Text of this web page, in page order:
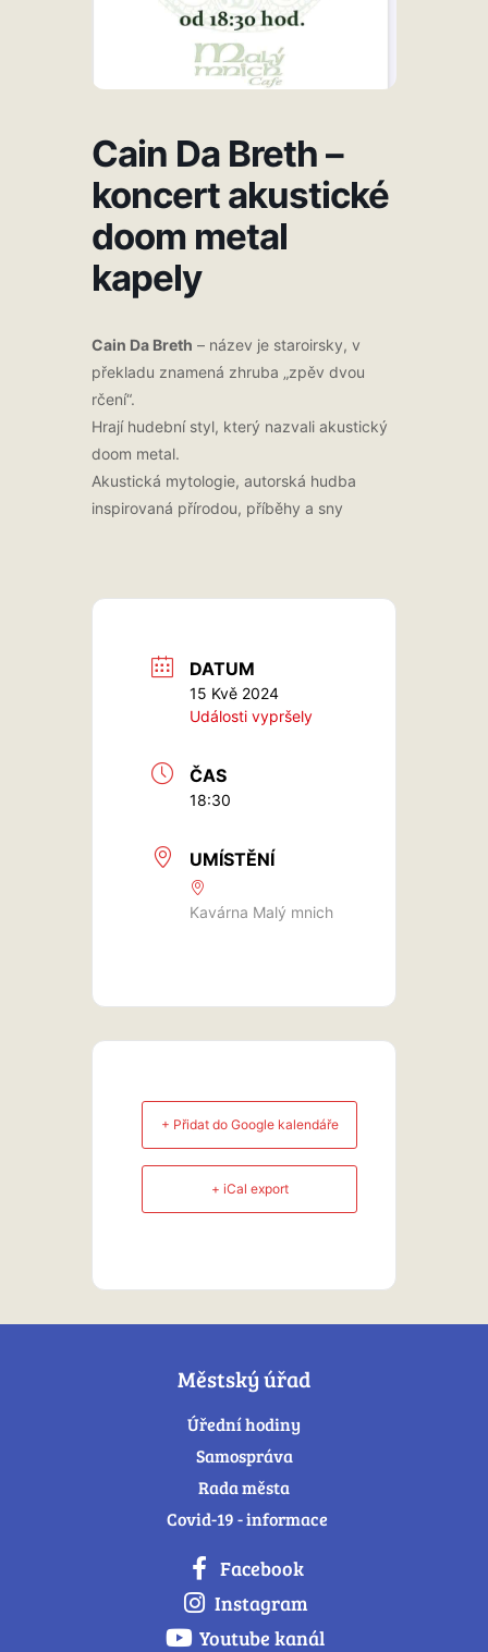
Cain Da Breth –
koncert akustické
doom metal
kapely
Cain Da Breth – název je staroirsky, v
překladu znamená zhruba „zpěv dvou
rčení“.
Hrají hudební styl, který nazvali akustický
doom metal.
Akustická mytologie, autorská hudba
inspirovaná přírodou, příběhy a sny
DATUM
15 Kvě 2024
Události vypršely
ČAS
18:30
UMÍSTĚNÍ
Kavárna Malý mnich
+ Přidat do Google kalendáře
+ iCal export
Městský úřad
Úřední hodiny
Samospráva
Rada města
Covid-19 - informace
Facebook
Instagram
Youtube kanál